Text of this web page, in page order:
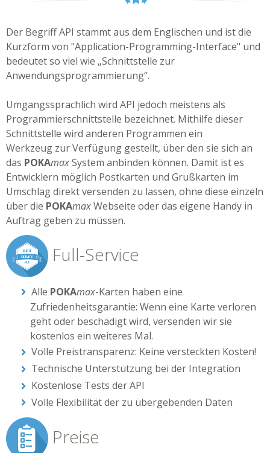
Der Begriff API stammt aus dem Englischen und ist die
Kurzform von "Application-Programming-Interface" und
bedeutet so viel wie „Schnittstelle zur
Anwendungsprogrammierung“.
Umgangssprachlich wird API jedoch meistens als
Programmierschnittstelle bezeichnet. Mithilfe dieser
Schnittstelle wird anderen Programmen ein
Werkzeug zur Verfügung gestellt, über den sie sich an
das POKAmaxSystem anbinden können. Damit ist es
Entwicklern möglich Postkarten und Grußkarten im
Umschlag direkt versenden zu lassen, ohne diese einzeln
über die POKAmaxWebseite oder das eigene Handy in
Auftrag geben zu müssen.
Full-Service
Alle POKAmax-Karten haben eine
Zufriedenheitsgarantie: Wenn eine Karte verloren
geht oder beschädigt wird, versenden wir sie
kostenlos ein weiteres Mal.
Volle Preistransparenz: Keine versteckten Kosten!
Technische Unterstützung bei der Integration
Kostenlose Tests der API
Volle Flexibilität der zu übergebenden Daten
Preise